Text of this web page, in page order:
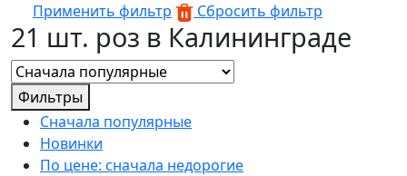
Применить фильтр Сбросить фильтр
21 шт. роз в Калининграде
Фильтры
Сначала популярные
Новинки
По цене: сначала недорогие